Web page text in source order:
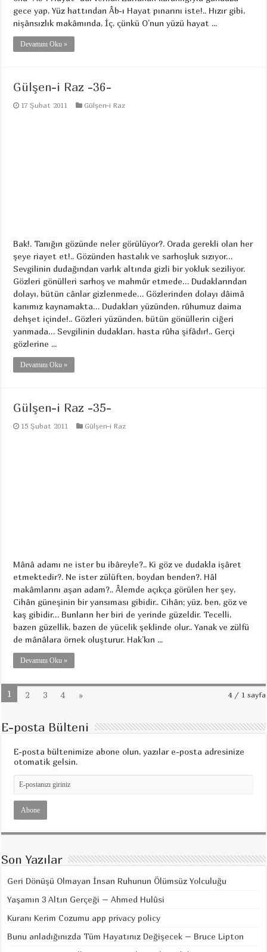
gece yap, Yüz hattından Âb-ı Hayat pınarını iste!.. Hızır gibi,
nişânsızlık makâmında, İç, çünkü O’nun yüzü hayat ...
Devamını Oku »
Gülşen-i Raz -36-
17 Şubat 2011 Gülşen-i Raz
Bak!. Tanığın gözünde neler görülüyor?. Orada gerekli olan her
şeye riayet et!.. Gözünden hastalık ve sarhoşluk sızıyor…
Sevgilinin dudağından varlık altında gizli bir yokluk seziliyor.
Gözleri gönülleri sarhoş ve mahmûr etmede… Dudaklarından
dolayı, bütün cânlar gizlenmede… Gözlerinden dolayı dâimâ
kanımız kaynamakta… Dudakları yüzünden, rûhumuz daima
dehşet içinde!.. Gözleri yüzünden, bütün gönüllerin ciğeri
yanmada… Sevgilinin dudakları, hasta rûha şifâdır!.. Gerçi
gözlerine ...
Devamını Oku »
Gülşen-i Raz -35-
15 Şubat 2011 Gülşen-i Raz
Mânâ adamı ne ister bu ibâreyle?.. Ki göz ve dudakla işâret
etmektedir?. Ne ister zülüften, boydan benden?. Hâl
makâmlarını aşan adam?.. Âlemde açıkça görülen her şey,
Cihân güneşinin bir yansıması gibidir.. Cihân; yüz, ben, göz ve
kaş gibidir… Bunların her biri de yerinde güzeldir. Tecelli,
bazen güzellik, bazen de yücelik şeklinde olur.. Yanak ve zülfü
de mânâlara örnek oluşturur. Hak’kın ...
Devamını Oku »
4 / 1 sayfa
1 2 3 4 »
E-posta Bülteni
E-posta bültenimize abone olun, yazılar e-posta adresinize
otomatik gelsin.
Son Yazılar
Geri Dönüşü Olmayan İnsan Ruhunun Ölümsüz Yolculuğu
Yaşamın 3 Altın Gerçeği – Ahmed Hulûsi
Kuranı Kerim Cozumu app privacy policy
Bunu anladığınızda Tüm Hayatınız Değişecek – Bruce Lipton